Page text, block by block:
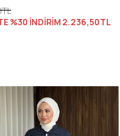
%30 İNDİRİM2.236,50TL